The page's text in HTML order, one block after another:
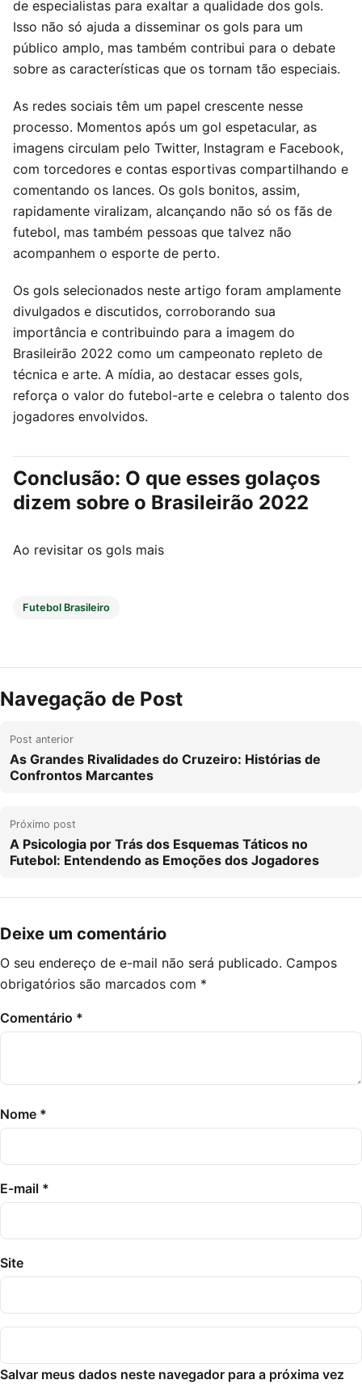
de especialistas para exaltar a qualidade dos gols.
Isso não só ajuda a disseminar os gols para um
público amplo, mas também contribui para o debate
sobre as características que os tornam tão especiais.
As redes sociais têm um papel crescente nesse
processo. Momentos após um gol espetacular, as
imagens circulam pelo Twitter, Instagram e Facebook,
com torcedores e contas esportivas compartilhando e
comentando os lances. Os gols bonitos, assim,
rapidamente viralizam, alcançando não só os fãs de
futebol, mas também pessoas que talvez não
acompanhem o esporte de perto.
Os gols selecionados neste artigo foram amplamente
divulgados e discutidos, corroborando sua
importância e contribuindo para a imagem do
Brasileirão 2022 como um campeonato repleto de
técnica e arte. A mídia, ao destacar esses gols,
reforça o valor do futebol-arte e celebra o talento dos
jogadores envolvidos.
Conclusão: O que esses golaços
dizem sobre o Brasileirão 2022
Ao revisitar os gols mais
Futebol Brasileiro
Navegação de Post
Post anterior
As Grandes Rivalidades do Cruzeiro: Histórias de
Confrontos Marcantes
Próximo post
A Psicologia por Trás dos Esquemas Táticos no
Futebol: Entendendo as Emoções dos Jogadores
Deixe um comentário
O seu endereço de e-mail não será publicado. Campos
obrigatórios são marcados com *
Comentário *
Nome *
E-mail *
Site
Salvar meus dados neste navegador para a próxima vez